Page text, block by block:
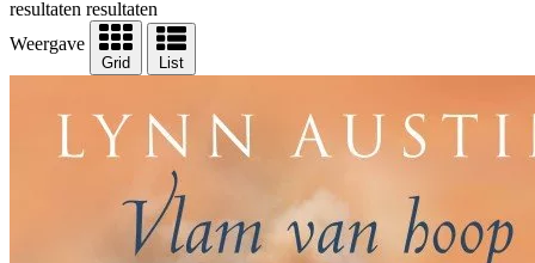
resultaten resultaten
Weergave
Grid List